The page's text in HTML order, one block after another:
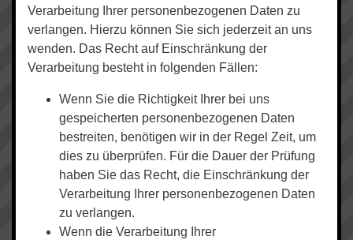
Verarbeitung Ihrer personenbezogenen Daten zu
verlangen. Hierzu können Sie sich jederzeit an uns
wenden. Das Recht auf Einschränkung der
Verarbeitung besteht in folgenden Fällen:
Wenn Sie die Richtigkeit Ihrer bei uns
gespeicherten personenbezogenen Daten
bestreiten, benötigen wir in der Regel Zeit, um
dies zu überprüfen. Für die Dauer der Prüfung
haben Sie das Recht, die Einschränkung der
Verarbeitung Ihrer personenbezogenen Daten
zu verlangen.
Wenn die Verarbeitung Ihrer